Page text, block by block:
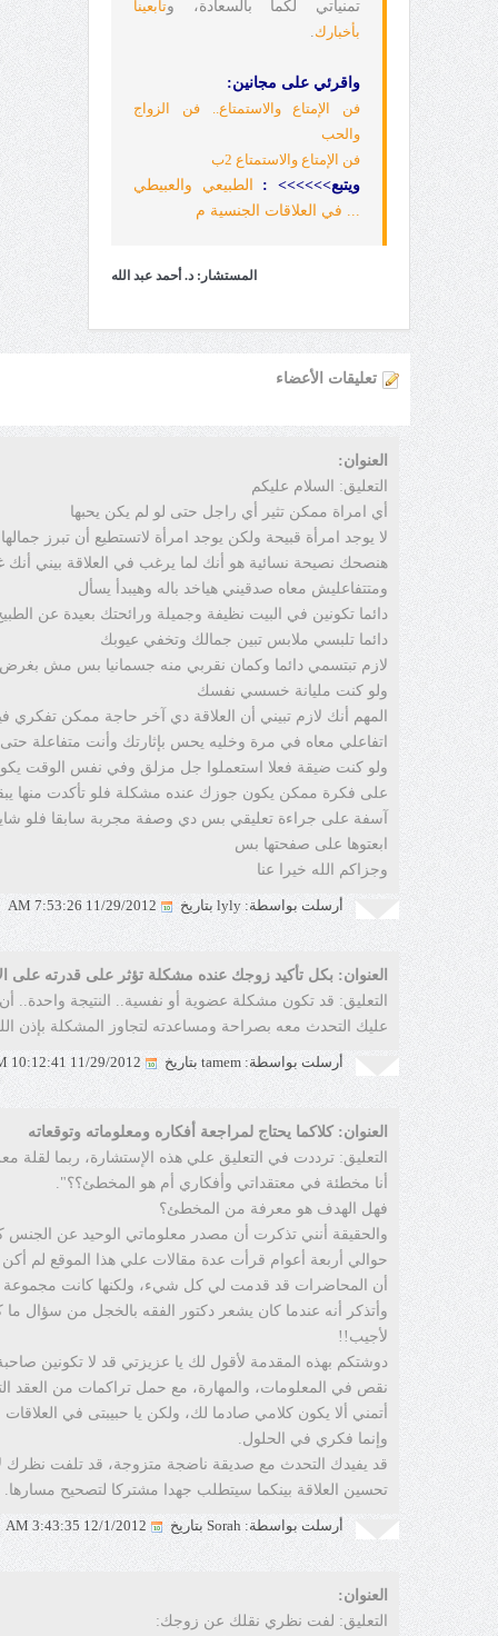
تمنياتي لكما بالسعادة، وتابعينا
بأخبارك
واقرئي على مجانين:
فن الإمتاع والاستمتاع.. فن الزواج
والحب
فن الإمتاع والاستمتاع 2ب
ويتبع>>>>>> :
الطبيعي والعبيطي
... في العلاقات الجنسية م
المستشار: د. أحمد عبد الله
تعليقات الأعضاء
العنوان:
التعليق:
السلام عليكم
أي امراة ممكن تثير أي راجل حتى لو لم يكن يحبها
لا يوجد امرأة قبيحة ولكن يوجد امرأة لاتستطيع أن تبرز جمالها
هنصحك نصيحة نسائية هو أنك لما يرغب في العلاقة بيني
ومتتفاعليش معاه صدقيني هياخد باله وهيبدأ يسأل
دائما تكونين في البيت نظيفة وجميلة ورائحتك بعيدة عن
دائما تلبسي ملابس تبين جمالك وتخفي عيوبك
لازم تبتسمي دائما وكمان نقربي منه جسمانيا بس مش بغرض
ولو كنت مليانة خسسي نفسك
المهم أنك لازم تبيني أن العلاقة دي آخر حاجة ممكن تفكري
اتفاعلي معاه في مرة وخليه يحس بإثارتك وأنت متفاعلة
ولو كنت ضيقة فعلا استعملوا جل مزلق وفي نفس الوقت يكون
على فكرة ممكن يكون جوزك عنده مشكلة فلو تأكدت منها
آسفة على جراءة تعليقي بس دي وصفة مجربة سابقا فلو
ابعتوها على صفحتها بس
وجزاكم الله خيرا عنا
أرسلت بواسطة: lyly بتاريخ 11/29/2012 7:53:26 AM
العنوان: بكل تأكيد زوجك عنده مشكلة تؤثر على قدرته على
التعليق: قد تكون مشكلة عضوية أو نفسية.. النتيجة واحدة..
عليك التحدث معه بصراحة ومساعدته لتجاوز المشكلة بإذن
أرسلت بواسطة: tamem بتاريخ 11/29/2012 10:12:41 PM
العنوان: كلاكما يحتاج لمراجعة أفكاره ومعلوماته وتوقعاته
التعليق: ترددت في التعليق علي هذه الإستشارة، ربما
أنا مخطئة في معتقداتي وأفكاري أم هو المخطئ؟؟".
فهل الهدف هو معرفة من المخطئ؟
والحقيقة أنني تذكرت أن مصدر معلوماتي الوحيد عن الجنس
حوالي أربعة أعوام قرأت عدة مقالات علي هذا الموقع لم
أن المحاضرات قد قدمت لي كل شيء، ولكنها كانت مجموعة
وأتذكر أنه عندما كان يشعر دكتور الفقه بالخجل من سؤال
لأجيب!!
دوشتكم بهذه المقدمة لأقول لك يا عزيزتي قد لا تكونين
نقص في المعلومات، والمهارة، مع حمل تراكمات من العقد
أتمني ألا يكون كلامي صادما لك، ولكن يا حبيبتى في
وإنما فكري في الحلول.
قد يفيدك التحدث مع صديقة ناضجة متزوجة، قد تلفت نظرك
تحسين العلاقة بينكما سيتطلب جهدا مشتركا لتصحيح مسارها.
أرسلت بواسطة: Sorah بتاريخ 12/1/2012 3:43:35 AM
العنوان:
التعليق: لفت نظري نقلك عن زوجك: